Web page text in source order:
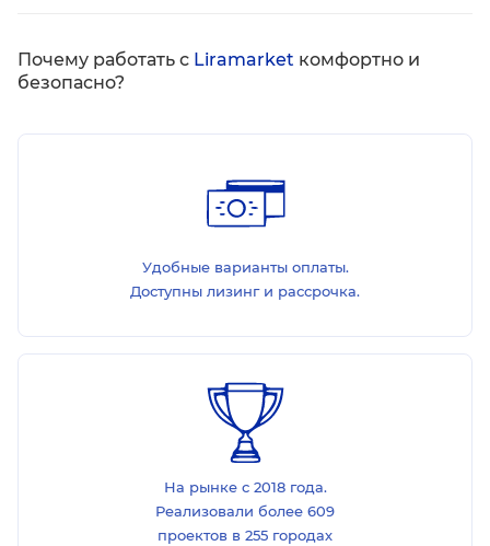
Почему работать с Liramarket комфортно и
безопасно?
Удобные варианты оплаты.
Доступны лизинг и рассрочка.
На рынке с 2018 года.
Реализовали более 609
проектов в 255 городах